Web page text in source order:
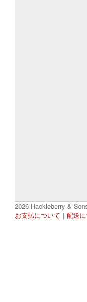
2026 Hackleberry &
お支払について ｜ 配送